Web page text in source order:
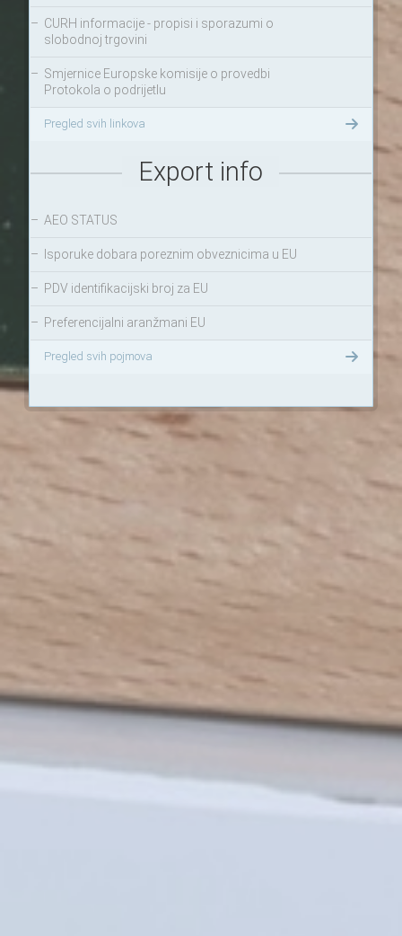
– CURH informacije - propisi i sporazumi o
slobodnoj trgovini
– Smjernice Europske komisije o provedbi
Protokola o podrijetlu
Pregled svih linkova
Export info
– AEO STATUS
– Isporuke dobara poreznim obveznicima u EU
– PDV identifikacijski broj za EU
– Preferencijalni aranžmani EU
Pregled svih pojmova